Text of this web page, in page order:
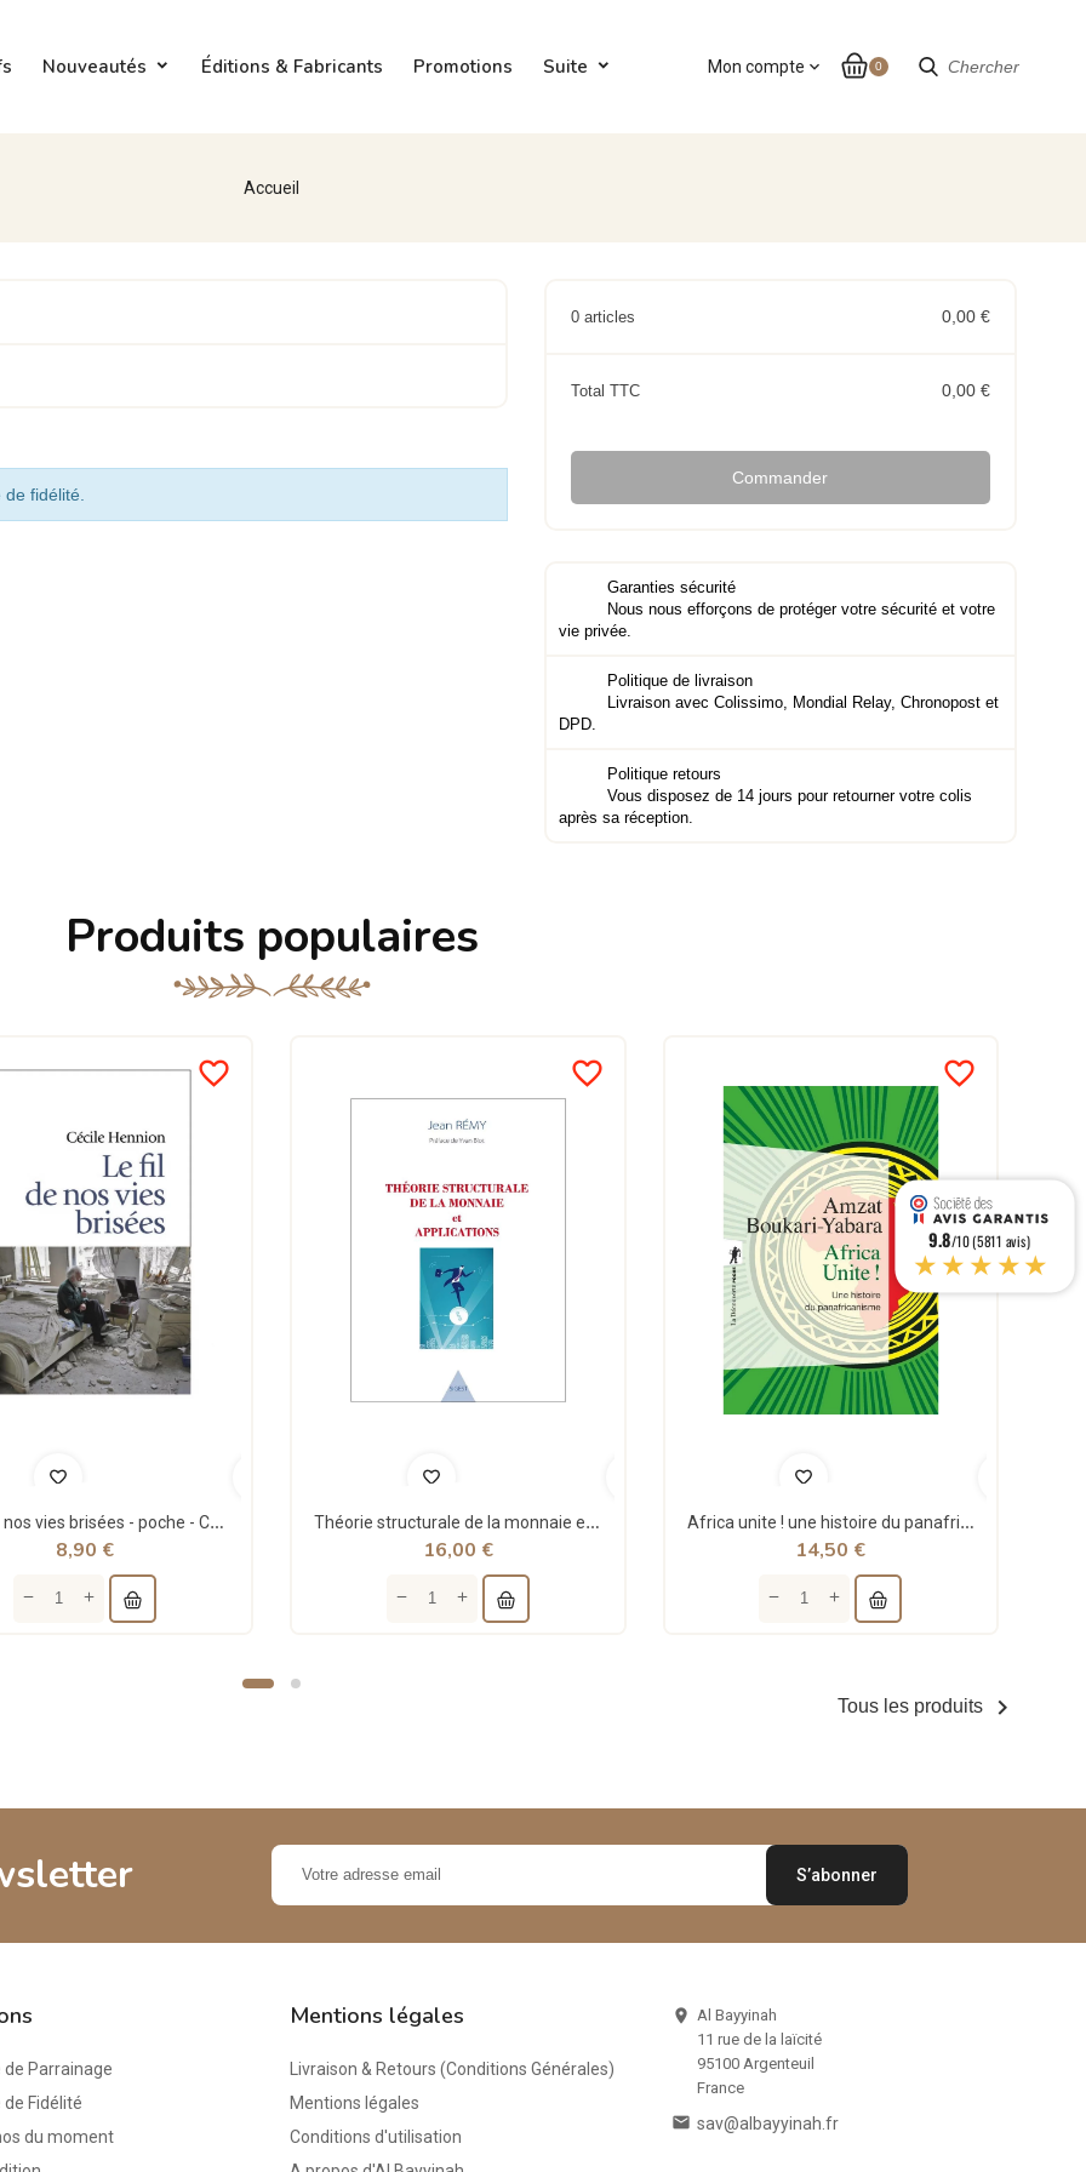
Chercher
Nouveautés Éditions & Fabricants Promotions Suite 0
Mon compte expand_more
Accueil
fidélité.
0 articles 0,00 €
Total TTC 0,00 €
Commander
Garanties sécurité
Nous nous efforçons de protéger votre sécurité et votre
vie privée.
Politique de livraison
Livraison avec Colissimo, Mondial Relay, Chronopost et
DPD.
Politique retours
Vous disposez de 14 jours pour retourner votre colis
après sa réception.
Produits populaires
favorite_border
Le fil de nos vies brisées - poche - Cécile Hennion - Points
8,90 €
favorite_border
Théorie structurale de la monnaie et applications - Jean Rémy - Sigest
16,00 €
favorite_border
Africa unite ! une histoire du panafricanisme - poche - Amzat Boukari-yabara - La découverte
14,50 €
Tous les produits 
Parrainage
Fidélité
du moment
Mentions légales
Livraison & Retours (Conditions Générales)
Mentions légales
Conditions d'utilisation
 Al Bayyinah
11 rue de la laïcité
95100 Argenteuil
France
 sav@albayyinah.fr
9.8/10 (5811 avis)
★★★★★